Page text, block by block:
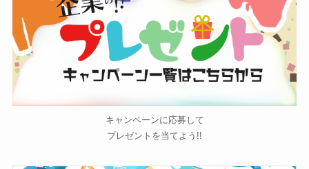
キャンペーンに応募して
プレゼントを当てよう!!